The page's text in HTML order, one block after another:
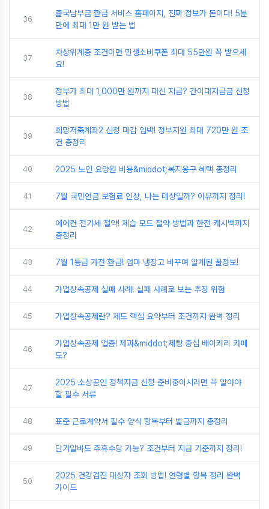
36
출국납부금 환급 서비스 홈페이지, 진짜 정보가 돈이다! 5분
만에 최대 1만 원 받는 법
37
차상위계층 조건이면 민생소비쿠폰 최대 55만원 꼭 받으세
요!
38
정부가 최대 1,000만 원까지 대신 지급? 간이대지급금 신청
방법
39
희망저축계좌2 신청 마감 임박! 정부지원 최대 720만 원 조
건 총정리
40 2025 노인 요양원 비용&middot;복지용구 혜택 총정리
41 7월 국민연금 보험료 인상, 나는 대상일까? 이유까지 정리!
42
에어컨 전기세 절약! 제습 모드 절약 방법과 한전 캐시백까지
총정리
43 7월 1등급 가전 환급! 엄마 냉장고 바꾸며 알게된 꿀정보!
44 가업상속공제 실패 사례! 실패 사례로 보는 추징 위험
45 가업상속공제란? 제도 핵심 요약부터 조건까지 완벽 정리
46
가업상속공제 업종! 제과&middot;제빵 중심 베이커리 카페
도?
47
2025 소상공인 정책자금 신청 준비중이시라면 꼭 알아야
할 필수 서류
48 표준 근로계약서 필수 양식 항목부터 벌금까지 총정리
49 단기알바도 주휴수당 가능? 조건부터 지급 기준까지 정리!
50
2025 건강검진 대상자 조회 방법! 연령별 항목 정리 완벽
가이드